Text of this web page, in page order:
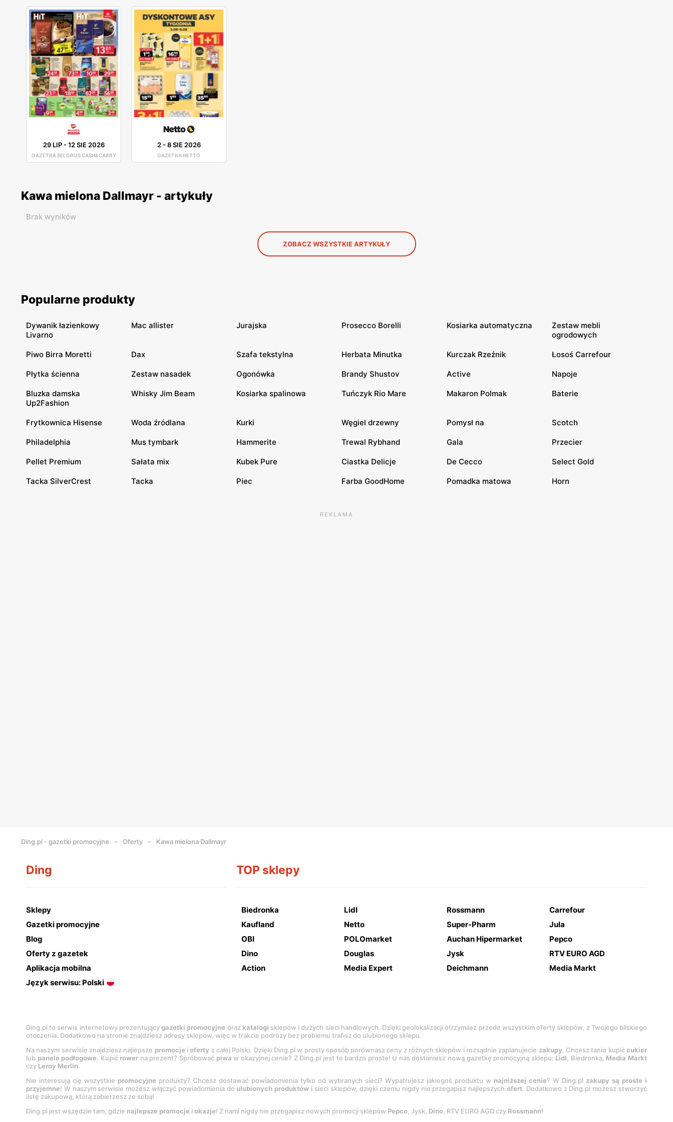
29 LIP-12 SIE 2026
GAZETKA SELGROS CASH&CARRY
2-8 SIE 2026
GAZETKA NETTO
Kawa mielona Dallmayr - artykuły
Brak wyników
ZOBACZ WSZYSTKIE ARTYKUŁY
Popularne produkty
Dywanik łazienkowy
Livarno
Mac allister Jurajska Prosecco Borelli Kosiarka automatyczna
Zestaw mebli
ogrodowych
Piwo Birra Moretti Dax Szafa tekstylna Herbata Minutka Kurczak Rzeźnik Łosoś Carrefour
Płytka ścienna Zestaw nasadek Ogonówka Brandy Shustov Active Napoje
Bluzka damska
Up2Fashion
Whisky Jim Beam Kosiarka spalinowa Tuńczyk Rio Mare Makaron Polmak Baterie
Frytkownica Hisense Woda źródlana Kurki Węgiel drzewny Pomysł na Scotch
Philadelphia Mus tymbark Hammerite Trewal Rybhand Gala Przecier
Pellet Premium Sałata mix Kubek Pure Ciastka Delicje De Cecco Select Gold
Tacka SilverCrest Tacka Piec Farba GoodHome Pomadka matowa Horn
REKLAMA
Ding.pl - gazetki promocyjne Oferty Kawa mielona Dallmayr
Ding
Sklepy
Gazetki promocyjne
Blog
Oferty z gazetek
Aplikacja mobilna
Język serwisu: Polski
TOP sklepy
Biedronka Lidl Rossmann
Carrefour
Kaufland
Netto Super-Pharm
Jula
OBI
POLOmarket Auchan Hipermarket
Pepco
Dino
Douglas Jysk
RTV EURO AGD
Action
Media Expert Deichmann Media Markt
Ding.pl to serwis internetowy prezentującygazetki promocyjne oraz katalogi sklepów i dużych sieci handlowych. Dzięki geolokalizacji otrzymasz przede wszystkim oferty sklepów, z Twojego bliskiego
otoczenia. Dodatkowo na stronie znajdziesz adresy sklepów, więc w trakcie podróży bez problemu trafisz do ulubionego sklepu.
Na naszym serwisie znajdziesz najlepsze promocje ioferty z całej Polski. Dzięki Ding.pl w prosty sposób porównasz ceny z różnych sklepów i rozsądnie zaplanujecie zakupy. Chcesz tanio kupićcukier
lub panele podłogowe. Kupić rower na prezent? Spróbować piwa w okazyjnej cenie? Z Ding.pl jest to bardzo proste! U nas dostaniesz nową gazetkę promocyjną sklepu: Lidl, Biedronka, Media Markt
czy Leroy Merlin.
Nie interesują cię wszystkie promocyjne produkty? Chcesz dostawać powiadomienia tylko od wybranych sieci? Wypatrujesz jakiegoś produktu w najniższej cenie? W Ding.pl zakupy są proste i
przyjemne! W naszym serwisie możesz włączyć powiadomienia do ulubionych produktów i sieci sklepów, dzięki czemu nigdy nie przegapisz najlepszychofert. Dodatkowo z Ding.pl możesz stworzyć
listę zakupową, którą zabierzesz ze sobą!
Ding.pl jest wszędzie tam, gdzie najlepsze promocje i okazje! Z nami nigdy nie przegapisz nowych promocji sklepów Pepco, Jysk, Dino, RTV EURO AGD czy Rossmann!